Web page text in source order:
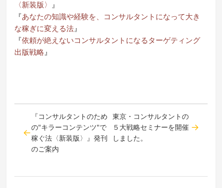
〈新装版〉 』
『あなたの知識や経験を、コンサルタントになって大き
な稼ぎに変える法』
『依頼が絶えないコンサルタントになるターゲティング
出版戦略』
『コンサルタントのため
の"キラーコンテンツ"で
稼ぐ法〈新装版〉』発刊
のご案内
東京・コンサルタントの
５大戦略セミナーを開催
しました。